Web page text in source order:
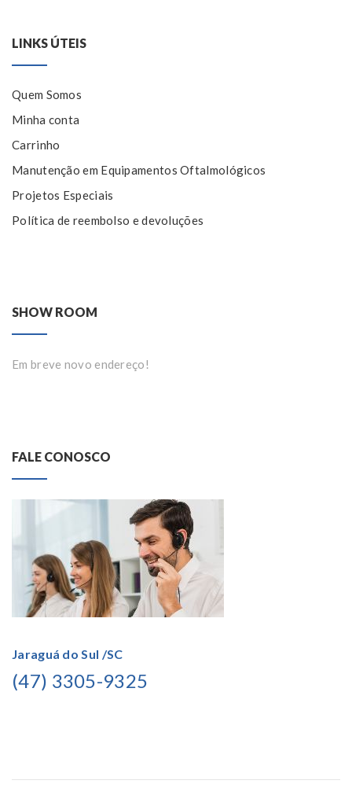
LINKS ÚTEIS
Quem Somos
Minha conta
Carrinho
Manutenção em Equipamentos Oftalmológicos
Projetos Especiais
Política de reembolso e devoluções
SHOW ROOM
Em breve novo endereço!
FALE CONOSCO
Jaraguá do Sul /SC
(47) 3305-9325